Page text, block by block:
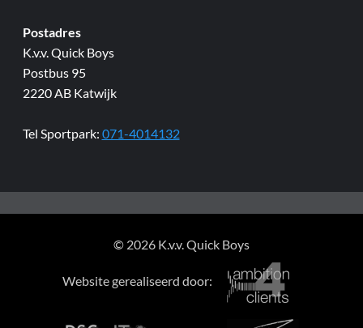
Postadres
K.v.v. Quick Boys
Postbus 95
2220 AB Katwijk
Tel Sportpark: 071-4014132
© 2026 K.v.v. Quick Boys
Website gerealiseerd door: